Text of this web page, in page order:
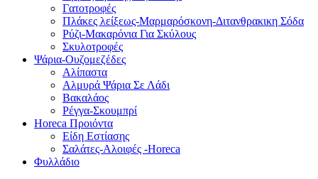
Γατοτροφές
Πλάκες λείξεως-Μαρμαρόσκονη-Διτανθρακικη Σόδα
Ρύζι-Μακαρόνια Για Σκύλους
Σκυλοτροφές
Ψάρια-Ουζομεζέδες
Αλίπαστα
Αλμυρά Ψάρια Σε Λάδι
Βακαλάος
Ρέγγα-Σκουμπρί
Horeca Προιόντα
Είδη Εστίασης
Σαλάτες-Αλοιφές -Horeca
Φυλλάδιο